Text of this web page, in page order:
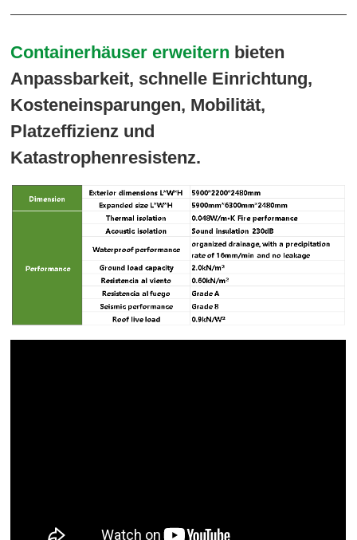
Containerhäuser erweitern bieten
Anpassbarkeit, schnelle Einrichtung,
Kosteneinsparungen, Mobilität,
Platzeffizienz und
Katastrophenresistenz.